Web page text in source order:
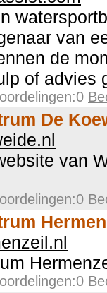
van
de
of advies
De
van